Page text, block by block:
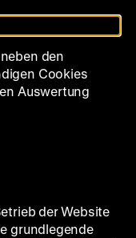
Uhr
den
Cookies
Auswertung
der Website
grundlegende